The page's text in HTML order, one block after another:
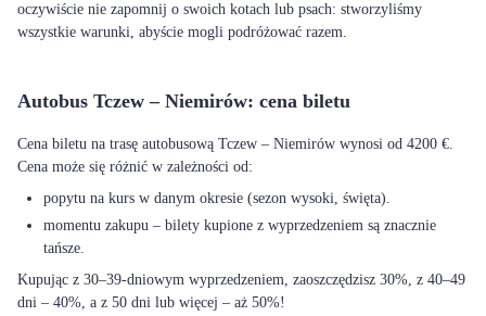
oczywiście nie zapomnij o swoich kotach lub psach: stworzyliśmy
wszystkie warunki, abyście mogli podróżować razem.
Autobus Tczew – Niemirów: cena biletu
Cena biletu na trasę autobusową Tczew – Niemirów wynosi od 4200 €.
Cena może się różnić w zależności od:
popytu na kurs w danym okresie (sezon wysoki, święta).
momentu zakupu – bilety kupione z wyprzedzeniem są znacznie
tańsze.
Kupując z 30–39-dniowym wyprzedzeniem, zaoszczędzisz 30%, z 40–49
dni – 40%, a z 50 dni lub więcej – aż 50%!